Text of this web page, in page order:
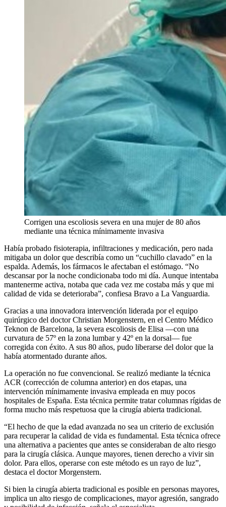
Corrigen una escoliosis severa en una mujer de 80 años
mediante una técnica mínimamente invasiva
Había probado fisioterapia, infiltraciones y medicación, pero nada
mitigaba un dolor que describía como un “cuchillo clavado” en la
espalda. Además, los fármacos le afectaban el estómago. “No
descansar por la noche condicionaba todo mi día. Aunque intentaba
mantenerme activa, notaba que cada vez me costaba más y que mi
calidad de vida se deterioraba”, confiesa Bravo a La Vanguardia.
Gracias a una innovadora intervención liderada por el equipo
quirúrgico del doctor Christian Morgenstern, en el Centro Médico
Teknon de Barcelona, la severa escoliosis de Elisa —con una
curvatura de 57º en la zona lumbar y 42º en la dorsal— fue
corregida con éxito. A sus 80 años, pudo liberarse del dolor que la
había atormentado durante años.
La operación no fue convencional. Se realizó mediante la técnica
ACR (corrección de columna anterior) en dos etapas, una
intervención mínimamente invasiva empleada en muy pocos
hospitales de España. Esta técnica permite tratar columnas rígidas de
forma mucho más respetuosa que la cirugía abierta tradicional.
“El hecho de que la edad avanzada no sea un criterio de exclusión
para recuperar la calidad de vida es fundamental. Esta técnica ofrece
una alternativa a pacientes que antes se consideraban de alto riesgo
para la cirugía clásica. Aunque mayores, tienen derecho a vivir sin
dolor. Para ellos, operarse con este método es un rayo de luz”,
destaca el doctor Morgenstern.
Si bien la cirugía abierta tradicional es posible en personas mayores,
implica un alto riesgo de complicaciones, mayor agresión, sangrado